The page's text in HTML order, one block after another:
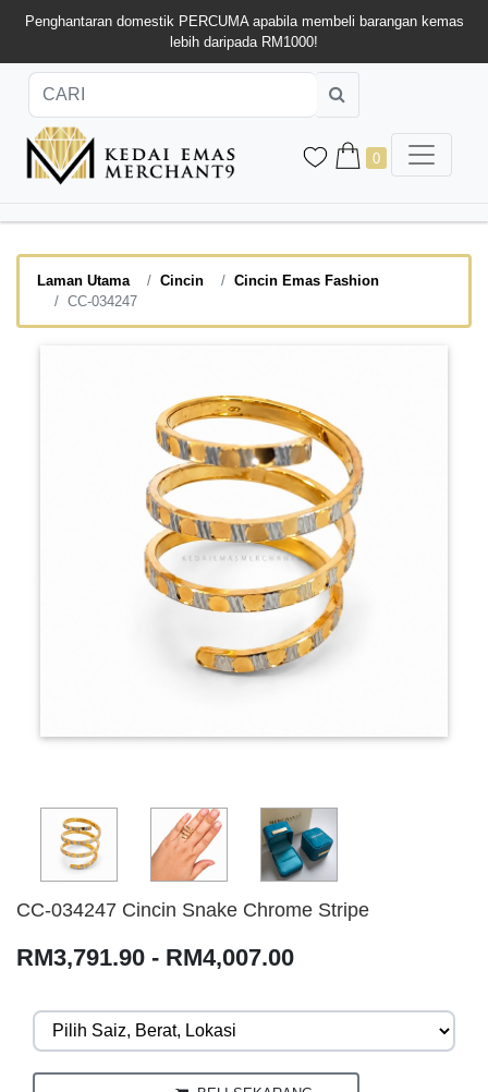
Penghantaran domestik PERCUMA apabila membeli barangan kemas
lebih daripada RM1000!
0
Laman Utama Cincin
Cincin Emas Fashion
CC-034247
CC-034247 Cincin Snake Chrome Stripe
RM3,791.90 - RM4,007.00